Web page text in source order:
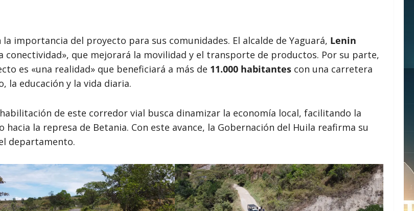
importancia del proyecto para sus comunidades. El alcalde de Yaguará, Lenin
conectividad», que mejorará la movilidad y el transporte de productos. Por su parte,
es «una realidad» que beneficiará a más de 11.000 habitantes con una carretera
la educación y la vida diaria.
de este corredor vial busca dinamizar la economía local, facilitando la
la represa de Betania. Con este avance, la Gobernación del Huila reafirma su
departamento.